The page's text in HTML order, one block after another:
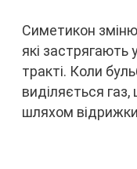
Симетикон
які
тракті. Коли
виділяється
шляхом